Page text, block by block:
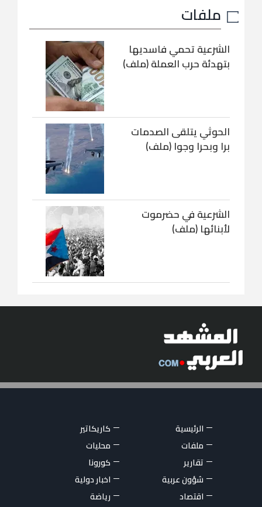
ملفات
الشرعية تحمي فاسديها
بتهدئة حرب العملة (ملف)
الحوثي يتلقى الصدمات
برا وبحرا وجوا (ملف)
الشرعية في حضرموت
لأبنائها (ملف)
الرئيسية
كاريكاتير
ملفات
محليات
تقارير
كورونا
شؤون عربية
اخبار دولية
اقتصاد
رياضة